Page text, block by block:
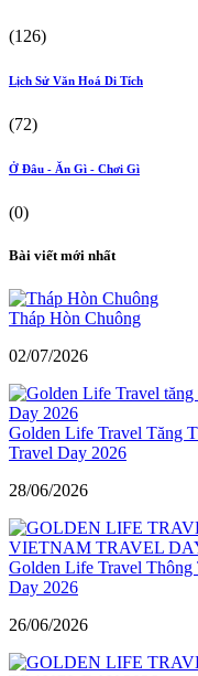
(126)
Lịch Sử Văn Hoá Di Tích
(72)
Ở Đâu - Ăn Gì - Chơi Gì
(0)
Bài viết mới nhất
Tháp Hòn Chuông
02/07/2026
Golden Life Travel Tăng
Travel Day 2026
28/06/2026
Golden Life Travel
Day 2026
26/06/2026